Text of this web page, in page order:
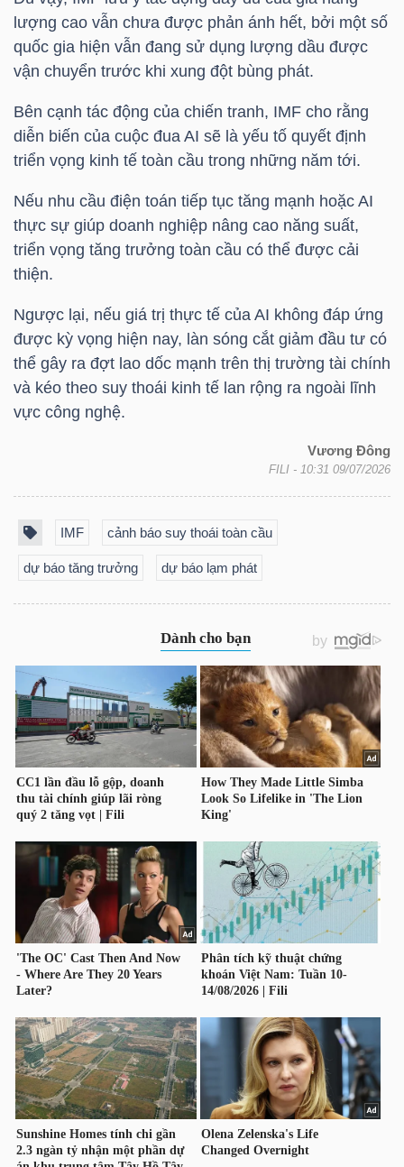
lượng cao vẫn chưa được phản ánh hết, bởi một số
quốc gia hiện vẫn đang sử dụng lượng dầu được
vận chuyển trước khi xung đột bùng phát.
Bên cạnh tác động của chiến tranh, IMF cho rằng
diễn biến của cuộc đua AI sẽ là yếu tố quyết định
triển vọng kinh tế toàn cầu trong những năm tới.
Nếu nhu cầu điện toán tiếp tục tăng mạnh hoặc AI
thực sự giúp doanh nghiệp nâng cao năng suất,
triển vọng tăng trưởng toàn cầu có thể được cải
thiện.
Ngược lại, nếu giá trị thực tế của AI không đáp ứng
được kỳ vọng hiện nay, làn sóng cắt giảm đầu tư có
thể gây ra đợt lao dốc mạnh trên thị trường tài chính
và kéo theo suy thoái kinh tế lan rộng ra ngoài lĩnh
vực công nghệ.
Vương Đông
FILI - 10:31 09/07/2026
IMF cảnh báo suy thoái toàn cầu
dự báo tăng trưởng dự báo lạm phát
YẾU
TIÊU
DÙNG
THIẾT
YẾU
SỨC
KHỎE
THÔNG
TIN
DỊCH
TRUYỀN
THÔNG
TIỆN
ÍCH
BẤT
ĐỘNG